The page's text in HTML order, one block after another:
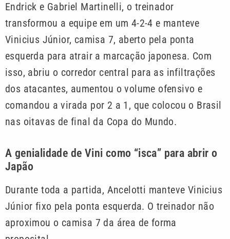
Endrick e Gabriel Martinelli, o treinador
transformou a equipe em um 4-2-4 e manteve
Vinicius Júnior, camisa 7, aberto pela ponta
esquerda para atrair a marcação japonesa. Com
isso, abriu o corredor central para as infiltrações
dos atacantes, aumentou o volume ofensivo e
comandou a virada por 2 a 1, que colocou o Brasil
nas oitavas de final da Copa do Mundo.
A genialidade de Vini como “isca” para abrir o
Japão
Durante toda a partida, Ancelotti manteve Vinicius
Júnior fixo pela ponta esquerda. O treinador não
aproximou o camisa 7 da área de forma